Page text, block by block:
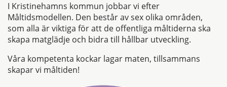
I Kristinehamns kommun jobbar vi efter
Måltidsmodellen. Den består av sex olika områden,
som alla är viktiga för att de offentliga måltiderna ska
skapa matglädje och bidra till hållbar utveckling.
Våra kompetenta kockar lagar maten, tillsammans
skapar vi måltiden!